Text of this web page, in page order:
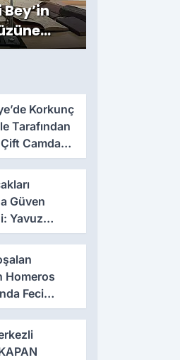
Korkunç
Tarafından
Çift Camdan
Güven
Yavuz
Homeros
Feci
Oldu